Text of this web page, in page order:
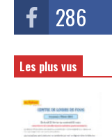
286
Les plus vus